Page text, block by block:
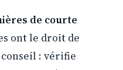
de courte
ont le droit de
: vérifie